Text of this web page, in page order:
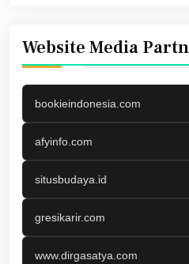
Website Media
bookieindonesia.com
afyinfo.com
situsbudaya.id
gresikarir.com
www.dirgasatya.com